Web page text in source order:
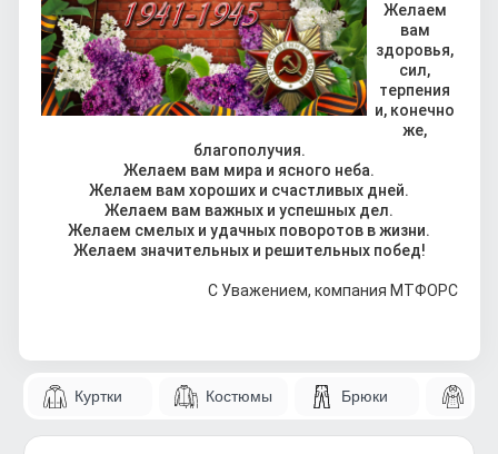
Желаем
вам
здоровья,
сил,
терпения
и, конечно
же,
благополучия.
Желаем вам мира и ясного неба.
Желаем вам хороших и счастливых дней.
Желаем вам важных и успешных дел.
Желаем смелых и удачных поворотов в жизни.
Желаем значительных и решительных побед!
С Уважением, компания МТФОРС
Куртки Костюмы Брюки